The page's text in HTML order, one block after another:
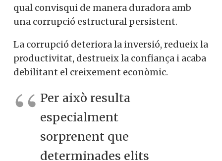
qual convisqui de manera duradora amb
una corrupció estructural persistent.
La corrupció deteriora la inversió, redueix la
productivitat, destrueix la confiança i acaba
debilitant el creixement econòmic.
Per això resulta
especialment
sorprenent que
determinades elits